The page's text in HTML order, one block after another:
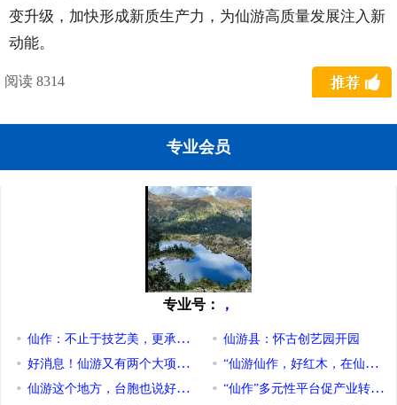
变升级，加快形成新质生产力，为仙游高质量发展注入新
动能。
阅读 8314
专业会员
专业号： ，
仙作：不止于技艺美，更承千年雕魂
好消息！仙游又有两个大项目在广州深圳签约
仙游这个地方，台胞也说好......
仙游县：怀古创艺园开园
“仙游仙作，好红木，在仙游”
“仙作”多元性平台促产业转型